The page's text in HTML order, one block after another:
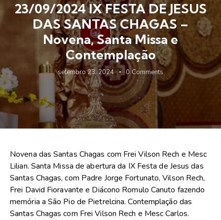
23/09/2024 IX FESTA DE JESUS
DAS SANTAS CHAGAS –
Novena, Santa Missa e
Contemplação
setembro 23, 2024 0 Comments
Novena das Santas Chagas com Frei Vilson Rech e Mesc
Lilian. Santa Missa de abertura da IX Festa de Jesus das
Santas Chagas, com Padre Jorge Fortunato, Vilson Rech,
Frei David Fioravante e Diácono Romulo Canuto fazendo
memória a São Pio de Pietrelcina. Contemplação das
Santas Chagas com Frei Vilson Rech e Mesc Carlos.